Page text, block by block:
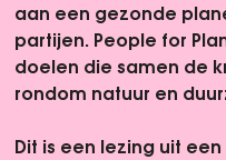
aan een gezonde
partijen. People for
doelen die samen de
rondom natuur en
Dit is een lezing uit